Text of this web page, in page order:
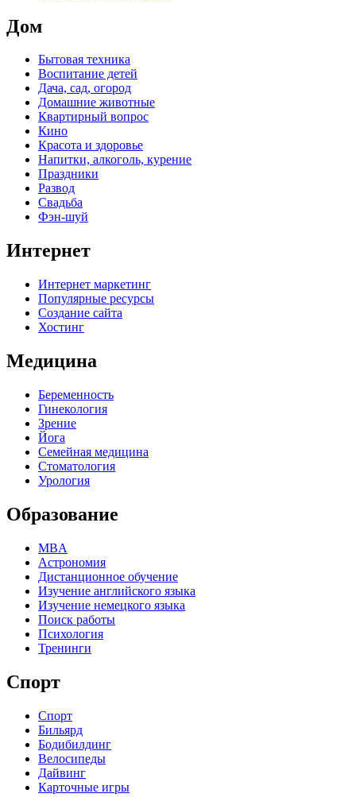
Дом
Бытовая техника
Воспитание детей
Дача, сад, огород
Домашние животные
Квартирный вопрос
Кино
Красота и здоровье
Напитки, алкоголь, курение
Праздники
Развод
Свадьба
Фэн-шуй
Интернет
Интернет маркетинг
Популярные ресурсы
Создание сайта
Хостинг
Медицина
Беременность
Гинекология
Зрение
Йога
Семейная медицина
Стоматология
Урология
Образование
MBA
Астрономия
Дистанционное обучение
Изучение английского языка
Изучение немецкого языка
Поиск работы
Психология
Тренинги
Спорт
Спорт
Бильярд
Бодибилдинг
Велосипеды
Дайвинг
Карточные игры